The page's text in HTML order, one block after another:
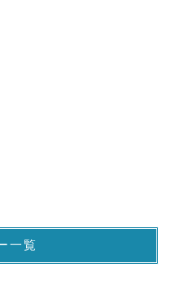
一覧